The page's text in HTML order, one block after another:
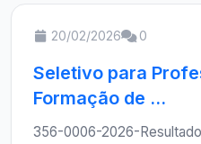
20/02/2026 0
Seletivo para
Formação de ...
356-0006-2026-